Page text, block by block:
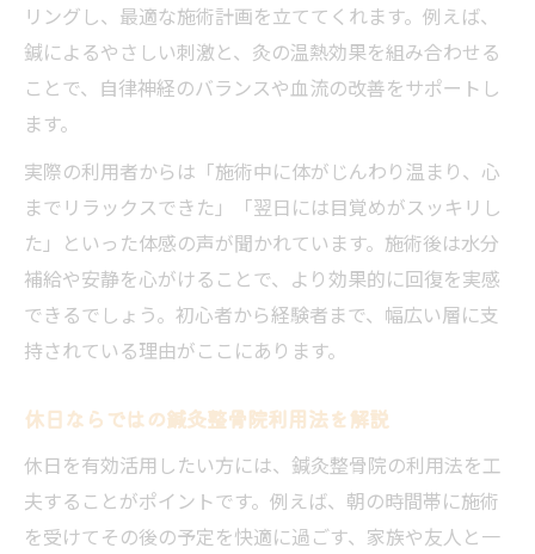
リングし、最適な施術計画を立ててくれます。例えば、
鍼によるやさしい刺激と、灸の温熱効果を組み合わせる
ことで、自律神経のバランスや血流の改善をサポートし
ます。
実際の利用者からは「施術中に体がじんわり温まり、心
までリラックスできた」「翌日には目覚めがスッキリし
た」といった体感の声が聞かれています。施術後は水分
補給や安静を心がけることで、より効果的に回復を実感
できるでしょう。初心者から経験者まで、幅広い層に支
持されている理由がここにあります。
休日ならではの鍼灸整骨院利用法を解説
休日を有効活用したい方には、鍼灸整骨院の利用法を工
夫することがポイントです。例えば、朝の時間帯に施術
を受けてその後の予定を快適に過ごす、家族や友人と一